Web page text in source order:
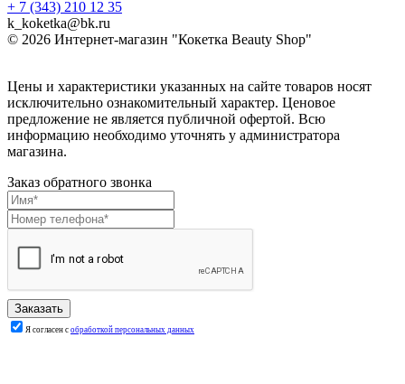
+ 7 (343) 210 12 35
k_koketka@bk.ru
© 2026 Интернет-магазин "Кокетка Beauty Shop"
Цены и характеристики указанных на сайте товаров носят
исключительно ознакомительный характер. Ценовое
предложение не является публичной офертой. Всю
информацию необходимо уточнять у администратора
магазина.
Заказ обратного звонка
Я согласен с обработкой персональных данных